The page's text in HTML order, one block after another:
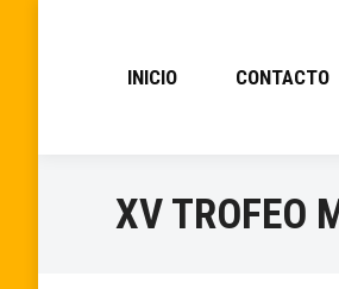
INICIO CONTACTO
XV TROFEO